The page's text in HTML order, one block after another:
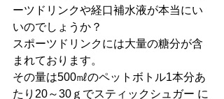
ーツドリンクや経口補水液が本当にい
いのでしょうか？
スポーツドリンクには大量の糖分が含
まれております。
その量は500㎖のペットボトル1本分あ
たり20～30ｇでスティックシュガー に